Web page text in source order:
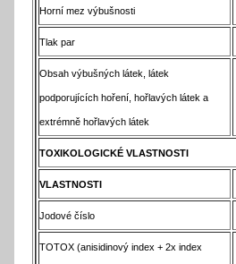
Horní mez výbušnosti
Tlak par
Obsah výbušných látek, látek
podporujících hoření, hořlavých látek a
extrémně hořlavých látek
TOXIKOLOGICKÉ VLASTNOSTI
VLASTNOSTI
Jodové číslo
TOTOX (anisidinový index + 2x index